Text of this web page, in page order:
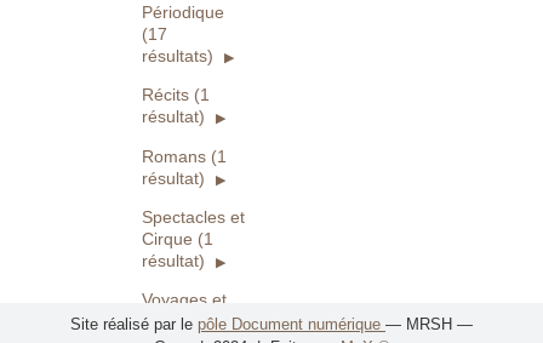
Périodique
(17
résultats)
Récits (1
résultat)
Romans (1
résultat)
Spectacles et
Cirque (1
résultat)
Voyages et
cultures du
Site réalisé par le pôle Document numérique — MRSH —